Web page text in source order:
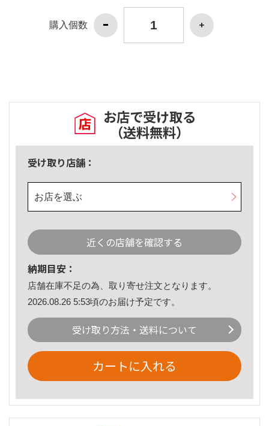
購入個数
お店で受け取る
（送料無料）
受け取り店舗：
お店を選ぶ
近くの店舗を確認する
納期目安：
店舗在庫不足の為、取り寄せ注文となります。
2026.08.26 5:53頃のお届け予定です。
受け取り方法・送料について
カートに入れる